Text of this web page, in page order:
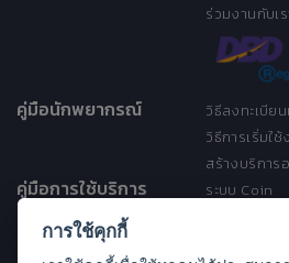
ร่วมงานกับเร
คู่มือนักพยากรณ์
วิธีลงทะเบีย
วิธีการเริ่มใ
สร้างบริการ
คู่มือการใช้บริการ
ระบบ Coin
การใช้คุกกี้